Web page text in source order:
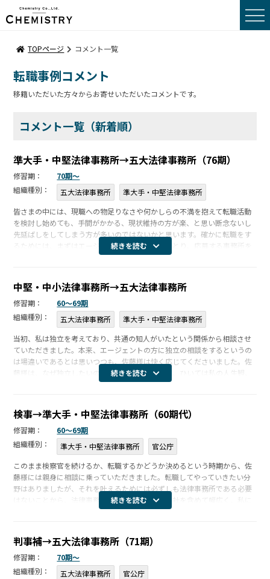
トップページ
転職事例コメント
会社概要
サーチメンバー
TOPページ コメント一覧
転職事例コメント
移籍いただいた方々からお寄せいただいたコメントです。
コメント一覧（新着順）
準大手・中堅法律事務所→五大法律事務所（76期）
修習期：
70期〜
組織種別：
五大法律事務所
準大手・中堅法律事務所
皆さまの中には、現職への物足りなさや何かしらの不満を抱えて転職活動
を検討し始めても、手間がかかる、現状維持の方が楽、と思い断念ないし
先延ばしをしてしまう方が多いのではないかと思います。確かに転職をす
るためには、まずはエージェントにコンタクトをとり、応募する事務所を
探し、その後エントリーシートを作成し、面談対策をする等々すべきこと
続きを読む
中堅・中小法律事務所→五大法律事務所
修習期：
60〜69期
組織種別：
五大法律事務所
準大手・中堅法律事務所
当初、私は独立を考えており、共通の知人がいたという関係から相談させ
ていただきました。本来、エージェントの方に独立の相談をするというの
は場違いであるとは思いつつも、佐藤様は快く応じてくださいました。佐
藤様は、なぜ独立したいのかや、私のキャリア観、ひいては私の人生観、
家族観等を幅広く受け止めてくださったうえで、事務所の移籍をご提案い
続きを読む
検事→準大手・中堅法律事務所（60期代）
修習期：
60〜69期
組織種別：
準大手・中堅法律事務所
官公庁
このまま検察官を続けるか、転職するかどうか決めるという時期から、佐
藤様には親身に相談に乗っていただきました。転職してやっていきたい分
野はありましたが、それを叶えるためには必ずしも法律事務所である必要
はないことから、法律事務所だけでなく、事業会社を含めて幅広く、私に
マッチしそうな求人案件をいくつもご紹介いただきました。他社にありが
続きを読む
判事補→五大法律事務所（71期）
修習期：
70期〜
組織種別：
五大法律事務所
官公庁